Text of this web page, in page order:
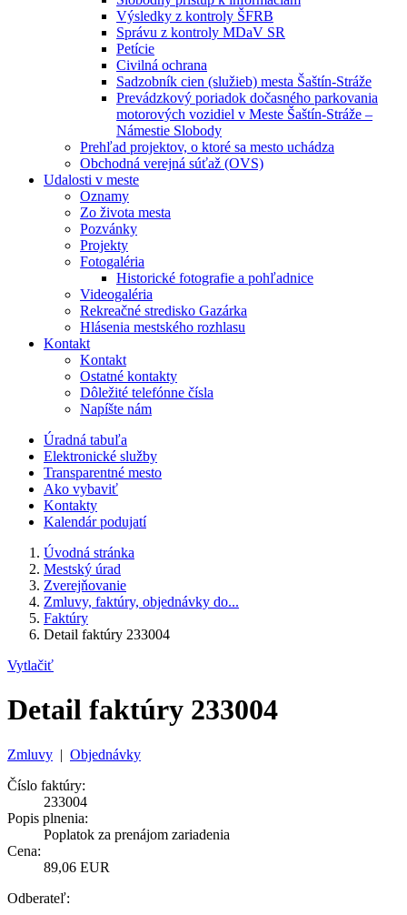
Výsledky z kontroly ŠFRB
Správu z kontroly MDaV SR
Petície
Civilná ochrana
Sadzobník cien (služieb) mesta Šaštín-Stráže
Prevádzkový poriadok dočasného parkovania
motorových vozidiel v Meste Šaštín-Stráže –
Námestie Slobody
Prehľad projektov, o ktoré sa mesto uchádza
Obchodná verejná súťaž (OVS)
Udalosti v meste
Oznamy
Zo života mesta
Pozvánky
Projekty
Fotogaléria
Historické fotografie a pohľadnice
Videogaléria
Rekreačné stredisko Gazárka
Hlásenia mestského rozhlasu
Kontakt
Kontakt
Ostatné kontakty
Dôležité telefónne čísla
Napíšte nám
Úradná tabuľa
Elektronické služby
Transparentné mesto
Ako vybaviť
Kontakty
Kalendár podujatí
Úvodná stránka
Mestský úrad
Zverejňovanie
Zmluvy, faktúry, objednávky do...
Faktúry
Detail faktúry 233004
Vytlačiť
Detail faktúry 233004
Zmluvy | Objednávky
Číslo faktúry:
233004
Popis plnenia:
Poplatok za prenájom zariadenia
Cena:
89,06 EUR
Odberateľ: